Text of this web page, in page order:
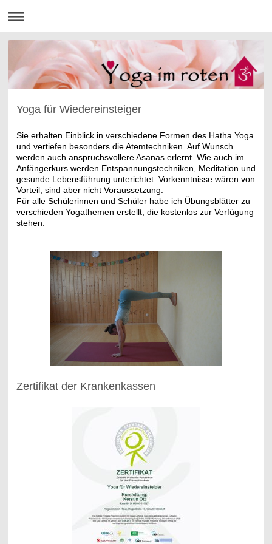
Yoga für Wiedereinsteiger
Sie erhalten Einblick in verschiedene Formen des Hatha Yoga
und vertiefen besonders die Atemtechniken. Auf Wunsch
werden auch anspruchsvollere Asanas erlernt. Wie auch im
Anfängerkurs werden Entspannungstechniken, Meditation und
gesunde Lebensführung unterichtet. Vorkenntnisse wären von
Vorteil, sind aber nicht Voraussetzung.
Für alle Schülerinnen und Schüler habe ich Übungsblätter zu
verschieden Yogathemen erstellt, die kostenlos zur Verfügung
stehen.
Zertifikat der Krankenkassen